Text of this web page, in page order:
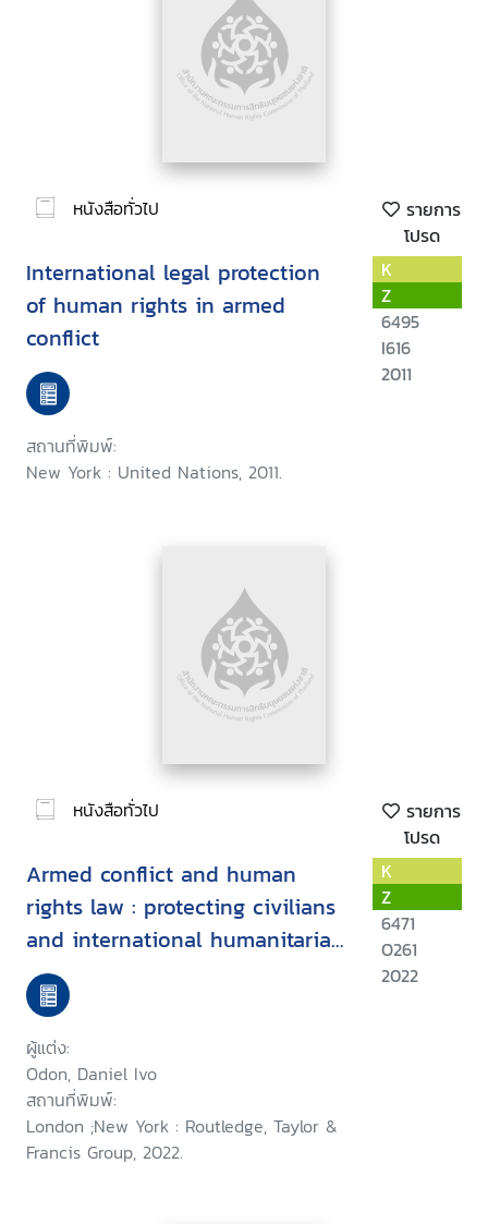
หนังสือทั่วไป
รายการ
โปรด
International legal protection
of human rights in armed
conflict
สถานที่พิมพ์:
New York : United Nations, 2011.
K
Z
6495
I616
2011
หนังสือทั่วไป
รายการ
โปรด
Armed conflict and human
rights law : protecting civilians
and international humanitarian
law
ผู้แต่ง:
Odon, Daniel Ivo
สถานที่พิมพ์:
London ;New York : Routledge, Taylor &
Francis Group, 2022.
K
Z
6471
O261
2022